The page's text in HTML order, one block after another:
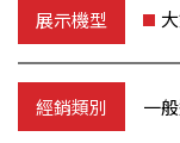
一